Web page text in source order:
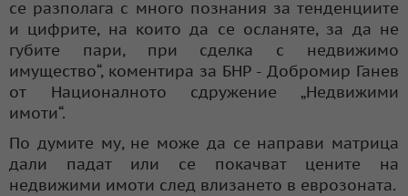
се разполага с много познания за тенденциите
и цифрите, на които да се осланяте, за да не
губите пари, при сделка с недвижимо
имущество“, коментира за БНР - Добромир Ганев
от Националното сдружение „Недвижими
имоти“.
По думите му, не може да се направи матрица
дали падат или се покачват цените на
недвижими имоти след влизането в еврозоната.